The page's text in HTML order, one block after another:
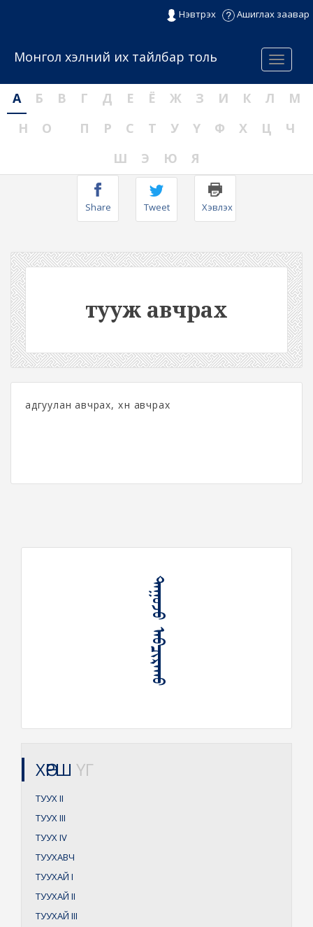
Нэвтрэх Ашиглах заавар
Menu
Монгол хэлний их тайлбар толь
А Б В Г Д Е Ё Ж З И К Л
М
Н
О П Р С Т У Ү Ф Х Ц
Ч
Ш
Э Ю Я
Share Tweet Хэвлэх
тууж авчрах
адгуулан авчрах, хөөн авчрах
ᠲᠠᠭᠤᠵᠤ ᠠᠪᠴᠢᠷᠠᠬᠤ
ХӨРШ ҮГ
ТУУХII
ТУУХIII
ТУУХIV
ТУУХАВЧ
ТУУХАЙ I
ТУУХАЙ II
ТУУХАЙ III